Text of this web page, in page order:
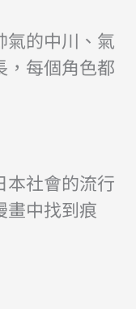
氣的中川、氣
，每個角色都
本社會的流行
畫中找到痕